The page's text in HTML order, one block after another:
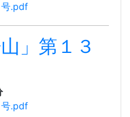
号.pdf
」第１３
号.pdf